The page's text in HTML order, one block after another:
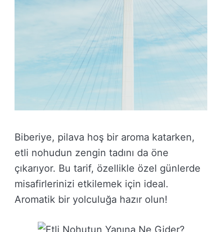
Biberiye, pilava hoş bir aroma katarken,
etli nohudun zengin tadını da öne
çıkarıyor. Bu tarif, özellikle özel günlerde
misafirlerinizi etkilemek için ideal.
Aromatik bir yolculuğa hazır olun!